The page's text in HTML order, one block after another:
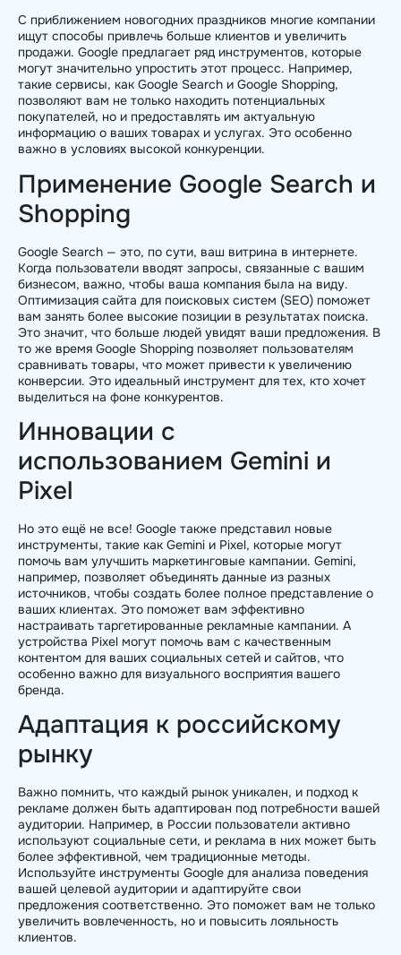
С приближением новогодних праздников многие компании
ищут способы привлечь больше клиентов и увеличить
продажи. Google предлагает ряд инструментов, которые
могут значительно упростить этот процесс. Например,
такие сервисы, как Google Search и Google Shopping,
позволяют вам не только находить потенциальных
покупателей, но и предоставлять им актуальную
информацию о ваших товарах и услугах. Это особенно
важно в условиях высокой конкуренции.
Применение Google Search и
Shopping
Google Search — это, по сути, ваш витрина в интернете.
Когда пользователи вводят запросы, связанные с вашим
бизнесом, важно, чтобы ваша компания была на виду.
Оптимизация сайта для поисковых систем (SEO) поможет
вам занять более высокие позиции в результатах поиска.
Это значит, что больше людей увидят ваши предложения. В
то же время Google Shopping позволяет пользователям
сравнивать товары, что может привести к увеличению
конверсии. Это идеальный инструмент для тех, кто хочет
выделиться на фоне конкурентов.
Инновации с
использованием Gemini и
Pixel
Но это ещё не все! Google также представил новые
инструменты, такие как Gemini и Pixel, которые могут
помочь вам улучшить маркетинговые кампании. Gemini,
например, позволяет объединять данные из разных
источников, чтобы создать более полное представление о
ваших клиентах. Это поможет вам эффективно
настраивать таргетированные рекламные кампании. А
устройства Pixel могут помочь вам с качественным
контентом для ваших социальных сетей и сайтов, что
особенно важно для визуального восприятия вашего
бренда.
Адаптация к российскому
рынку
Важно помнить, что каждый рынок уникален, и подход к
рекламе должен быть адаптирован под потребности вашей
аудитории. Например, в России пользователи активно
используют социальные сети, и реклама в них может быть
более эффективной, чем традиционные методы.
Используйте инструменты Google для анализа поведения
вашей целевой аудитории и адаптируйте свои
предложения соответственно. Это поможет вам не только
увеличить вовлеченность, но и повысить лояльность
клиентов.